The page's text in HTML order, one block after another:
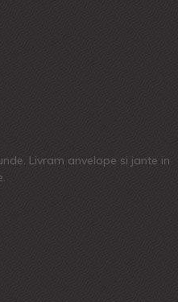
Livram anvelope si jante in